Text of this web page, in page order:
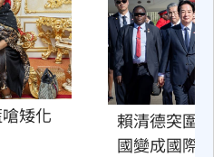
嗆矮化
賴清德突圍出
國變成國際笑